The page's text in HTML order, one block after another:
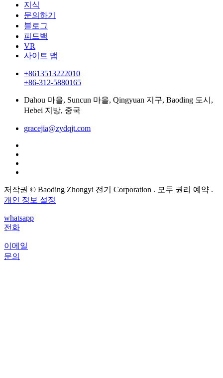
지식
문의하기
블로그
피드백
VR
사이트 맵
+8613513222010
+86-312-5880165
Dahou 마을, Suncun 마을, Qingyuan 지구, Baoding 도시,
Hebei 지방, 중국
gracejia@zydqjt.com
저작권 © Baoding Zhongyi 전기 Corporation . 모두 권리 예약 .
개인 정보 설정
whatsapp
전화
이메일
문의